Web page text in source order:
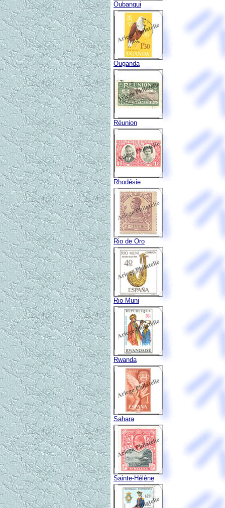
Oubangui
Ouganda
Réunion
Rhodésie
Rio de Oro
Rio Muni
Rwanda
Sahara
Sainte-Hélène